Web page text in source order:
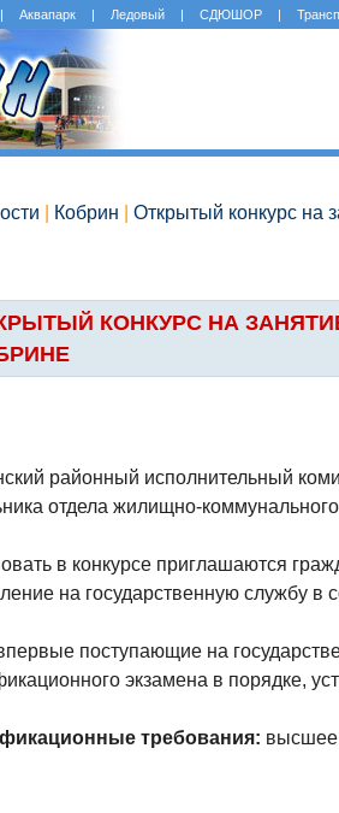
| Аквапарк | Ледовый | СДЮШОР |
Кобрин Открытый конкурс на
КОНКУРС НА
районный исполнительный
отдела жилищно-
в конкурсе приглашаются
на государственную службу в
поступающие на
экзамена в порядке,
требования: высшее